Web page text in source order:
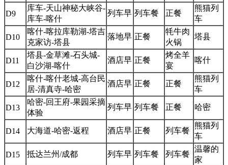
D9
库车-天山神秘大峡谷-
库车-喀什
列车早 列车餐 正餐
熊猫列
车
D10
喀什-喀拉库勒湖-塔吉
克家访-塔县
落地早 正餐
牦牛肉
火锅
塔县
D11
塔县-金草滩-石头城-
白沙湖-喀什
酒店早 正餐
烤全羊
宴
喀什
D12
喀什-喀什老城-高台民
居-清真寺-哈密
酒店早 正餐 正餐
熊猫列
车
D13
哈密-回王府-果园采摘
体验
列车早 列车餐 正餐 哈密
D14 大海道-哈密-返程 酒店早 正餐 列车餐
熊猫列
车
D15 抵达兰州/成都 列车早 列车餐 列车餐
温馨的
家